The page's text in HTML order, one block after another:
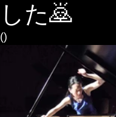
した🙇
()